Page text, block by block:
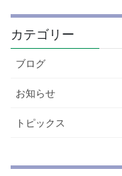
カテゴリー
ブログ
お知らせ
トピックス